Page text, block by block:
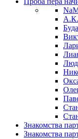
Знакомства
Знакомства